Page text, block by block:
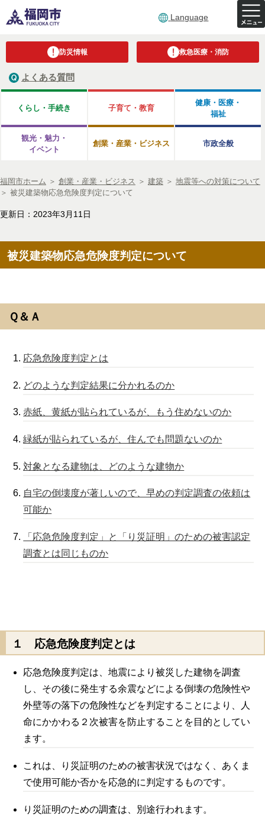
Language
防災情報 救急医療・消防
よくある質問
くらし・手続き 子育て・教育
健康・医療・
福祉
観光・魅力・
イベント
創業・産業・ビジネス 市政全般
福岡市ホーム ＞ 創業・産業・ビジネス ＞ 建築 ＞ 地震等への対策について
＞ 被災建築物応急危険度判定について
更新日：2023年3月11日
被災建築物応急危険度判定について
Ｑ＆Ａ
応急危険度判定とは
どのような判定結果に分かれるのか
赤紙、黄紙が貼られているが、もう住めないのか
緑紙が貼られているが、住んでも問題ないのか
対象となる建物は、どのような建物か
自宅の倒壊度が著しいので、早めの判定調査の依頼は
可能か
「応急危険度判定」と「り災証明」のための被害認定
調査とは同じものか
１ 応急危険度判定とは
応急危険度判定は、地震により被災した建物を調査
し、その後に発生する余震などによる倒壊の危険性や
外壁等の落下の危険性などを判定することにより、人
命にかかわる２次被害を防止することを目的としてい
ます。
これは、り災証明のための被害状況ではなく、あくま
で使用可能か否かを応急的に判定するものです。
り災証明のための調査は、別途行われます。